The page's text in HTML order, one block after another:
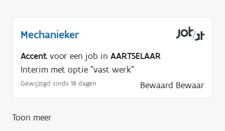
p
n
g
Mechanieker
Accent voor een job in AARTSELAAR
Interim met optie "vast werk"
Gewijzigd sinds 18 dagen Bewaard Bewaar
Toon meer